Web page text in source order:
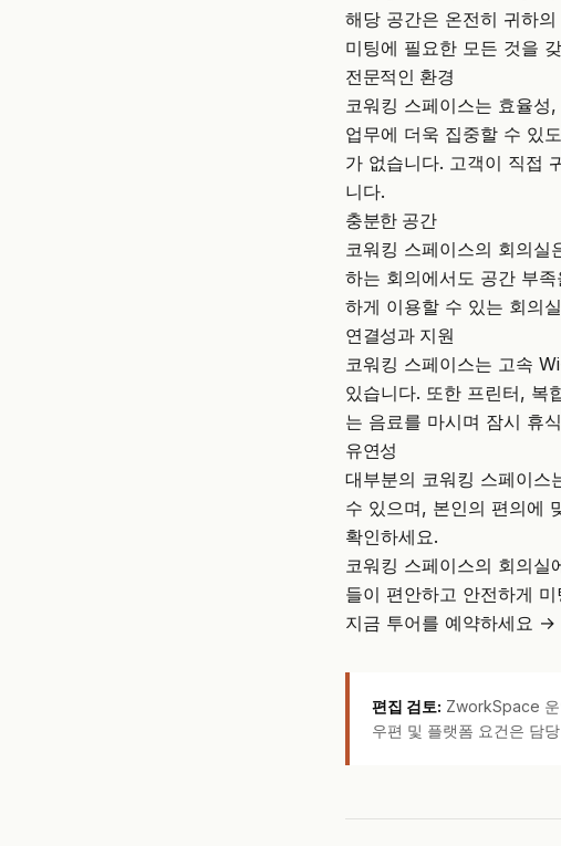
해당 공간은 온전히 귀하
미팅에 필요한 모든 것을
전문적인 환경
코워킹 스페이스는 효율성
업무에 더욱 집중할 수 있
가 없습니다. 고객이 직접
니다.
충분한 공간
코워킹 스페이스의 회의
하는 회의에서도 공간 부
하게 이용할 수 있는 회의
연결성과 지원
코워킹 스페이스는 고속
있습니다. 또한 프린터, 복
는 음료를 마시며 잠시 휴
유연성
대부분의 코워킹 스페이스
수 있으며, 본인의 편의에
확인하세요.
코워킹 스페이스의 회의실
들이 편안하고 안전하게
지금 투어를 예약하세요 →
편집 검토: ZworkSpace 운
우편 및 플랫폼 요건은 담